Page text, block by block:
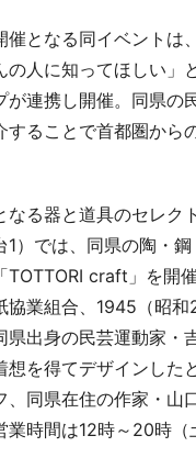
となる同イベントは
の人に知ってほしい」
が連携し開催。同県の
することで首都圏から
る器と道具のセレク
1）では、同県の陶・
TOTTORI craft」を開
協業組合、1945（昭
県出身の民芸運動家・
想を得てデザインした
、同県在住の作家・山
業時間は12時～20時（